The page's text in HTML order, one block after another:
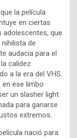
la película
en ciertas
adolescentes, que
de
audacia para el
calidez
a la era del VHS.
en ese limbo
un slasher light
para ganarse
extremos.
nació para